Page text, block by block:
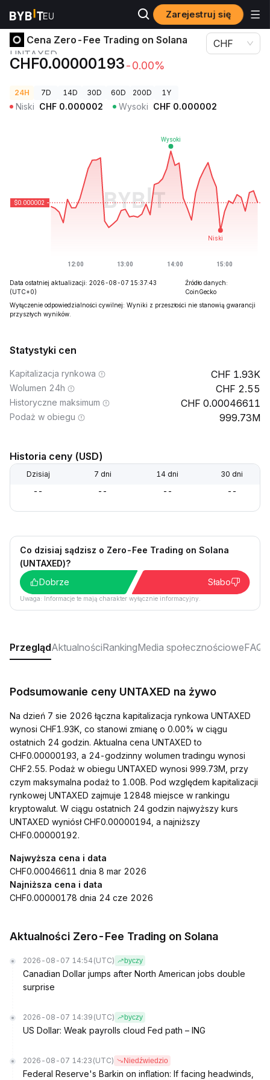
Zarejestruj się
Ceny kryptowalut Cena Zero-Fee Trading on Solana UNTAXED
Cena Zero-Fee Trading on Solana
UNTAXED
CHF0.00000193-0.00%
CHF
24H 7D 14D 30D 60D 200D 1Y
Niski CHF 0.000002 Wysoki CHF 0.000002
Data ostatniej aktualizacji: 2026-08-07 15:37:43
(UTC+0)
Źródło danych:
CoinGecko
Wyłączenie odpowiedzialności cywilnej: Wyniki z przeszłości nie stanowią gwarancji
przyszłych wyników.
Statystyki cen
Kapitalizacja rynkowa 1.93K
Wolumen 24h 2.55
Historyczne maksimum 0.00046611
Podaż w obiegu 999.73M
Historia ceny (USD)
Dzisiaj 7 dni 14 dni 30 dni
-- -- -- --
Co dzisiaj sądzisz o Zero-Fee Trading on Solana
(UNTAXED)?
Dobrze
Słabo
Uwaga: Informacje te mają charakter wyłącznie informacyjny.
PrzeglądAktualnościRankingMedia społecznościoweFAQ
Podsumowanie ceny UNTAXED na żywo
Na dzień 7 sie 2026 łączna kapitalizacja rynkowa UNTAXED
wynosi CHF1.93K, co stanowi zmianę o 0.00% w ciągu
ostatnich 24 godzin. Aktualna cena UNTAXED to
CHF0.00000193, a 24-godzinny wolumen tradingu wynosi
CHF2.55. Podaż w obiegu UNTAXED wynosi 999.73M, przy
czym maksymalna podaż to 1.00B. Pod względem kapitalizacji
rynkowej UNTAXED zajmuje 12848 miejsce w rankingu
kryptowalut. W ciągu ostatnich 24 godzin najwyższy kurs
UNTAXED wyniósł CHF0.00000194, a najniższy
CHF0.00000192.
Najwyższa cena i data
CHF0.00046611 dnia 8 mar 2026
Najniższa cena i data
CHF0.00000178 dnia 24 cze 2026
Aktualności Zero-Fee Trading on Solana
2026-08-07 14:54 (UTC) byczy
Canadian Dollar jumps after North American jobs double
surprise
2026-08-07 14:39 (UTC) byczy
US Dollar: Weak payrolls cloud Fed path – ING
2026-08-07 14:23 (UTC) Niedźwiedzio
Federal Reserve's Barkin on inflation: If facing headwinds,